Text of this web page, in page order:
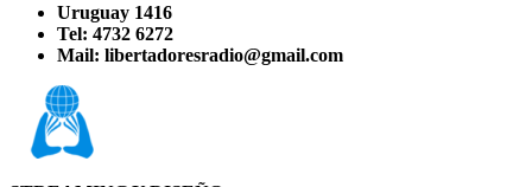
Uruguay 1416
Tel: 4732 6272
Mail: libertadoresradio@gmail.com